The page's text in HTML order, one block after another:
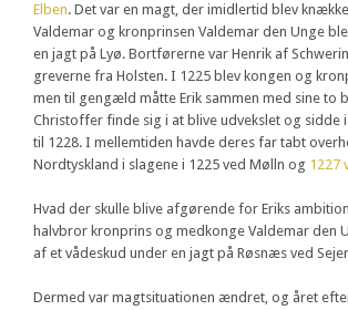
Elben. Det var en magt, der imidlertid blev
Valdemar og kronprinsen Valdemar den Unge
en jagt på Lyø. Bortførerne var Henrik af
greverne fra Holsten. I 1225 blev kongen og
men til gengæld måtte Erik sammen med sine to
Christoffer finde sig i at blive udvekslet og sidde
til 1228. I mellemtiden havde deres far tabt
Nordtyskland i slagene i 1225 ved Mølln og 1227
Hvad der skulle blive afgørende for Eriks
halvbror kronprins og medkonge Valdemar den
af et vådeskud under en jagt på Røsnæs ved
Dermed var magtsituationen ændret, og året